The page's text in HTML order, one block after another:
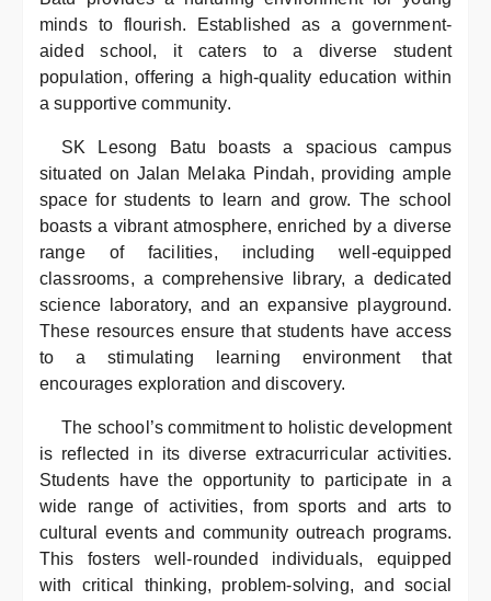
minds to flourish. Established as a government-
aided school, it caters to a diverse student
population, offering a high-quality education within
a supportive community.
SK Lesong Batu boasts a spacious campus
situated on Jalan Melaka Pindah, providing ample
space for students to learn and grow. The school
boasts a vibrant atmosphere, enriched by a diverse
range of facilities, including well-equipped
classrooms, a comprehensive library, a dedicated
science laboratory, and an expansive playground.
These resources ensure that students have access
to a stimulating learning environment that
encourages exploration and discovery.
The school’s commitment to holistic development
is reflected in its diverse extracurricular activities.
Students have the opportunity to participate in a
wide range of activities, from sports and arts to
cultural events and community outreach programs.
This fosters well-rounded individuals, equipped
with critical thinking, problem-solving, and social